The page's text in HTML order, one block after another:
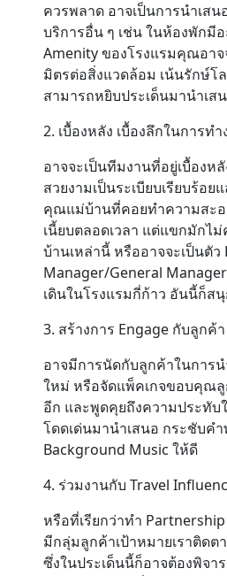
ควรพลาด อาจเป็นการนำเส
บริการอื่น ๆ เช่น ในห้องพักมี
Amenity ของโรงแรมคุณอา
มิตรต่อสิ่งแวดล้อม เน้นรักษ์โ
สามารถหยิบประเด็นมานำเส
2. เบื้องหลัง เบื้องลึกในการทำ
อาจจะเป็นทีมงานที่อยู่เบื้องห
สวยงามเป็นระเบียบเรียบร้อ
คุณแม่บ้านที่คอยทำความสะ
เนี้ยบตลอดเวลา แต่แขกมักไ
บ้านเหล่านี้ หรืออาจจะเป็นตัว
Manager/General
เดินในโรงแรมกี่ก้าว อันนี้ก็ส
3. สร้างการ Engage กับลูกค้า
อาจมีการนัดกับลูกค้าในการ
ใหม่ หรือจัดแพ็คเกจขอบคุณ
อีก และพูดคุยถึงความประทับ
โดดเด่นมานำเสนอ กระชับค
Background Music ให้ดี
4. ร่วมงานกับ Travel
หรือที่เรียกว่าทำ
มีกลุ่มลูกค้าเป้าหมายเราติด
ซึ่งในประเด็นนี้ก็อาจต้องพิจา